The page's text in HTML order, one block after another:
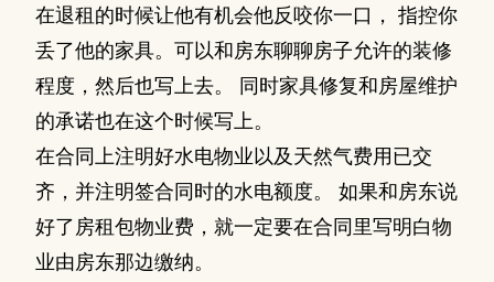
在退租的时候让他有机会他反咬你一口， 指控你
丢了他的家具。可以和房东聊聊房子允许的装修
程度，然后也写上去。 同时家具修复和房屋维护
的承诺也在这个时候写上。
在合同上注明好水电物业以及天然气费用已交
齐，并注明签合同时的水电额度。 如果和房东说
好了房租包物业费，就一定要在合同里写明白物
业由房东那边缴纳。